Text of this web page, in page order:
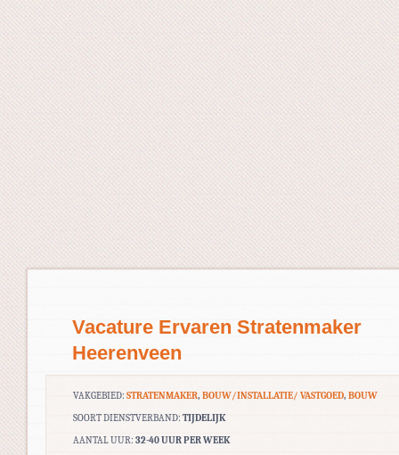
Vacature Ervaren Stratenmaker
Heerenveen
VAKGEBIED: STRATENMAKER, BOUW/INSTALLATIE/ VASTGOED, BOUW
SOORT DIENSTVERBAND: TIJDELIJK
AANTAL UUR: 32-40 UUR PER WEEK